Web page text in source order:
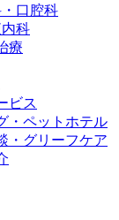
口腔科
科
療
ビス
・ペットホテル
・グリーフケア